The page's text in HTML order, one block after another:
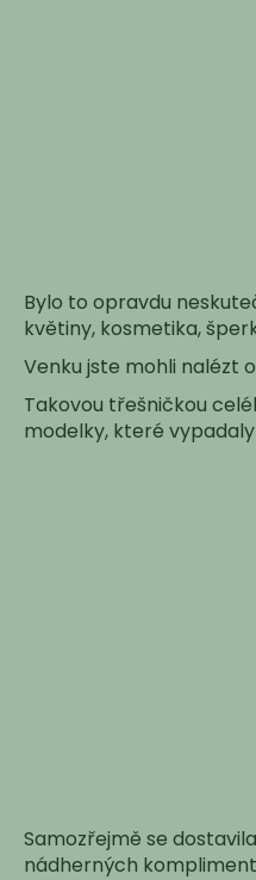
Bylo to opravdu
květiny, kosmetika,
Venku jste mohli nalézt
Takovou třešničkou
modelky, které
Samozřejmě se
nádherných